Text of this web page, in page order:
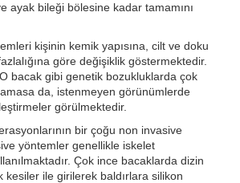
ayak bileği bölesine kadar tamamını
kişinin kemik yapısına, cilt ve doku
göre değişiklik göstermektedir.
bacak gibi genetik bozukluklarda çok
da, istenmeyen görünümlerde
görülmektedir.
bir çoğu non invasive
yöntemler genellikle iskelet
Çok ince bacaklarda dizin
kesiler ile girilerek baldırlara silikon